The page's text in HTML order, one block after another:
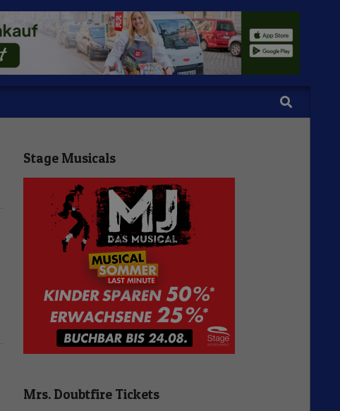
Search
Stage Musicals
Mrs. Doubtfire Tickets